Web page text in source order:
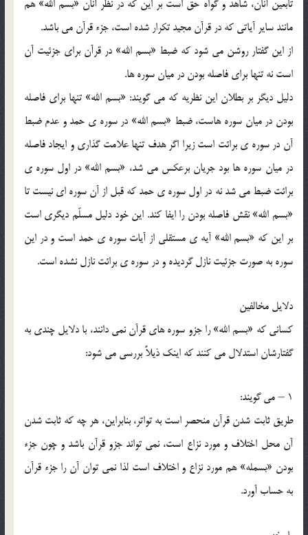
تابعين آنان، شاهد و گواه حق است بر اين که در نظر آنان «بسم الله» هم
مانند ساير آياتي که در قرآن مجيد تکرار شده است، جزء قرآن مي باشد.
از اين گفتار روشن مي شود که ضبط «بسم الله» در قرآن براي جزئيت آن
است نه تنها براي فاصله بودن در ميان سوره ها.
دليل ديگر بر بطلان اين نظريه که مي گويند: «بسم الله» تنها براي فاصله
بودن در ميان سوره هاست، ضبط «بسم الله» در سوره ي حمد و عدم ضبط
آن در سوره ي برائت است زيرا اگر هدف تنها علامت گذاري و ايجاد فاصله
در ميان سوره ها بود جريان برعکس مي شد، «بسم الله» در اول سوره ي
برائت ضبط مي شد نه در اول سوره ي حمد که قبل از آن سوره اي نيست تا
«بسم الله» نقش فاصله بودن را ايفا کند. اين خود دليل مسلّم ديگري است
بر اين که «بسم الله» آيه ي مستقلي از آيات سوره ي حمد است و در اين
سوره به صورت جزئيت نازل گرديده و در سوره ي برائت نازل نشده است.
دلايل مخالفين
کساني که «بسم الله» را جزو سوره هاي قرآن نمي دانند، با دلايل چندي به
گفتارشان استدلال مي کنند که اينک ذيلاً بررسي مي شود:
1 – مي گويند:
طريق ثابت شدن قرآن منحصر است به تواتر، بنابراين، هر چه که ثابت شدن
آن محل اختلاف و مورد نزاع است، نمي تواند جزو قرآن باشد و چون جزء
بودن «بسمله» هم مورد نزاع و اختلاف است لذا نمي توان آن را جزء قرآن
به حساب آورد.